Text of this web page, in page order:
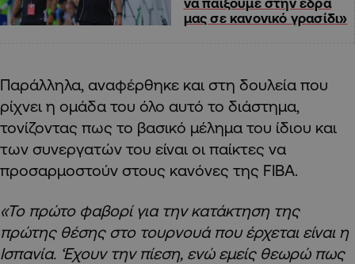
μας σε κανονικό γρασίδι»
Παράλληλα, αναφέρθηκε και στη δουλεία που
ρίχνει η ομάδα του όλο αυτό το διάστημα,
τονίζοντας πως το βασικό μέλημα του ίδιου και
των συνεργατών του είναι οι παίκτες να
προσαρμοστούν στους κανόνες της FIBA.
«Το πρώτο φαβορί για την κατάκτηση της
πρώτης θέσης στο τουρνουά που έρχεται είναι η
Ισπανία. ‘Εχουν την πίεση, ενώ εμείς θεωρώ πως